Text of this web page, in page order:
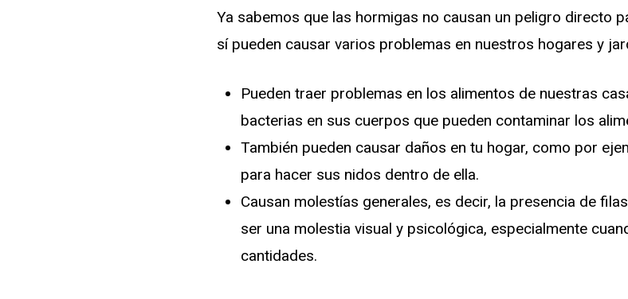
Ya sabemos que las hormigas no causan un peligro directo
sí pueden causar varios problemas en nuestros hogares y
Pueden traer problemas en los alimentos de nuestras
bacterias en sus cuerpos que pueden contaminar los
También pueden causar daños en tu hogar, como por
para hacer sus nidos dentro de ella.
Causan molestías generales, es decir, la presencia de
ser una molestia visual y psicológica, especialmente
cantidades.